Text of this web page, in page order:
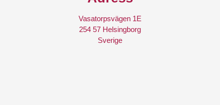
Vasatorpsvägen 1E
254 57 Helsingborg
Sverige